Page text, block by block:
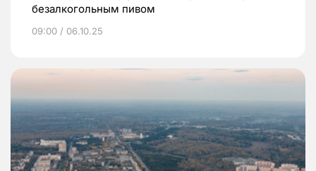
безалкогольным пивом
09:00 / 06.10.25